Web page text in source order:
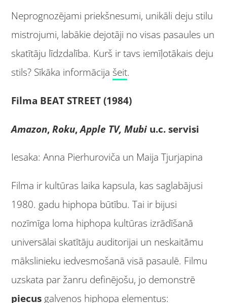
Neprognozējami priekšnesumi, unikāli deju stilu
mistrojumi, labākie dejotāji no visas pasaules un
skatītāju līdzdalība. Kurš ir tavs iemīļotākais deju
stils? Sīkāka informācija šeit.
Filma BEAT STREET (1984)
Amazon,Roku,Apple TV, Mubi u.c. servisi
Iesaka: Anna Pierhuroviča un Maija Tjurjapina
Filma ir kultūras laika kapsula, kas saglabājusi
1980. gadu hiphopa būtību. Tai ir bijusi
nozīmīga loma hiphopa kultūras izrādīšanā
universālai skatītāju auditorijai un neskaitāmu
mākslinieku iedvesmošanā visā pasaulē. Filmu
uzskata par žanru definējošu, jo demonstrē
piecus galvenos hiphopa elementus: